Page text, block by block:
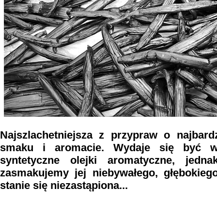
Najszlachetniejsza z przypraw o
smaku i aromacie. Wydaje się być
syntetyczne olejki aromatyczne,
zasmakujemy jej niebywałego,
stanie się niezastąpiona...